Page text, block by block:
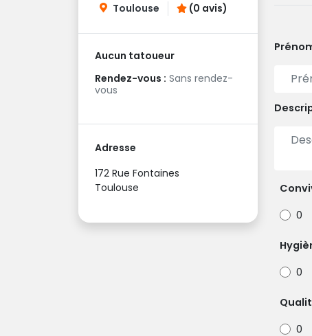
Toulouse (0 avis)
Aucun tatoueur
Rendez-vous : Sans rendez-
vous
Adresse
172 Rue Fontaines
Toulouse
0
0
0